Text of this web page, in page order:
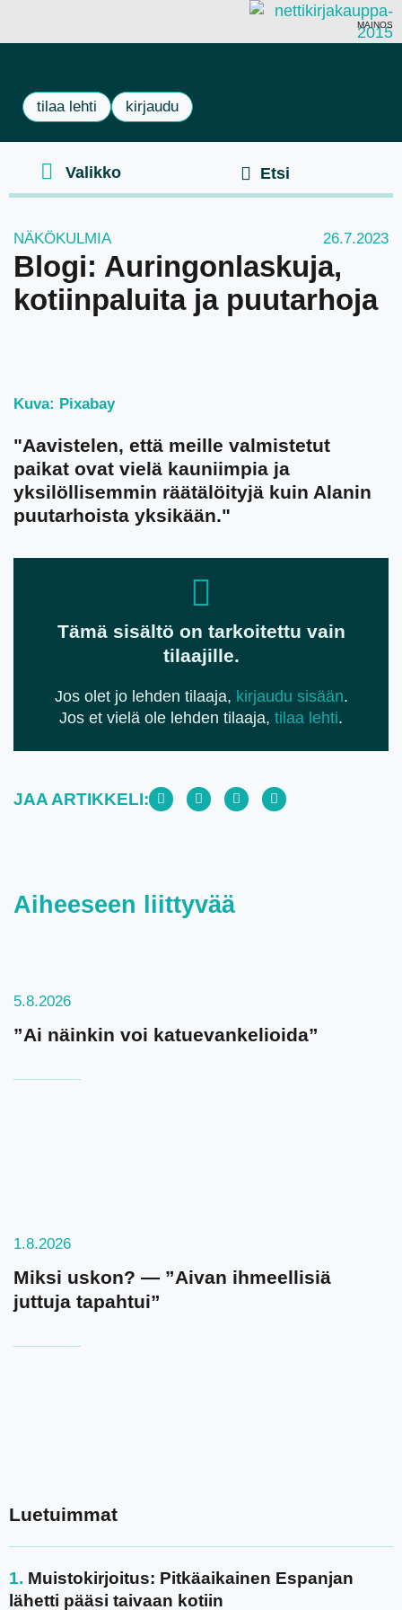
MAINOS
tilaa lehti kirjaudu
NÄKÖKULMIA 26.7.2023
Blogi: Auringonlaskuja,
kotiinpaluita ja puutarhoja
Kuva: Pixabay
"Aavistelen, että meille valmistetut
paikat ovat vielä kauniimpia ja
yksilöllisemmin räätälöityjä kuin Alanin
puutarhoista yksikään."
Tämä sisältö on tarkoitettu vain
tilaajille.
Jos olet jo lehden tilaaja, kirjaudu sisään.
Jos et vielä ole lehden tilaaja, tilaa lehti.
JAA ARTIKKELI:
Aiheeseen liittyvää
5.8.2026
”Ai näinkin voi katuevankelioida”
1.8.2026
Miksi uskon? — ”Aivan ihmeellisiä
juttuja tapahtui”
Luetuimmat
Muistokirjoitus: Pitkäaikainen Espanjan
lähetti pääsi taivaan kotiin